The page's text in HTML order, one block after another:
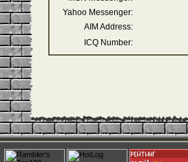
Yahoo Messenger:
AIM Address:
ICQ Number: